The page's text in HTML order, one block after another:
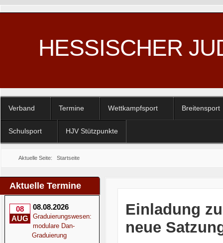
HESSISCHER
Verband Termine Wettkampfsport Breitensport
Schulsport HJV Stützpunkte
Aktuelle Seite: Startseite
Aktuelle Termine
08
AUG
08.08.2026
Graduierungswesen:
modulare Dan-
Graduierung
Einladung
neue